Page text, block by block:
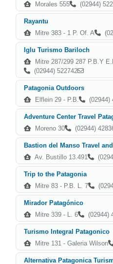
Morales 555
(02944)
Rayantu
Mitre 383 - 1 P. Of. A
Iglu Turismo Bariloch
Mitre 287/299 287 P.B.Y
(02944) 522742
Patagonia Outdoors
Elflein 29 - P.B.
(02944)
Adventure Center Travel
Moreno 30
(02944)
Bastion del Manso Travel
Av. Bustillo 13.491
Trip to the Patagonia
Mitre 83 - P.B. L. 7
Mirador Patagónico
Mitre 339 - L. 6
(02944)
Turismo Integral Patagonico
Mitre 131 - Galeria Wilson
Alternativa Patagonica